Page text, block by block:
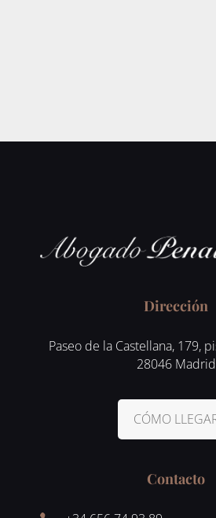
Dirección
Paseo de la Castellana, 179,
28046 Madrid
CÓMO
Contacto